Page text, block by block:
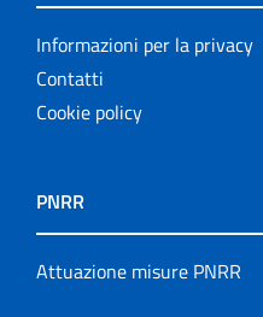
Informazioni per la privacy
Contatti
Cookie policy
PNRR
Attuazione misure PNRR